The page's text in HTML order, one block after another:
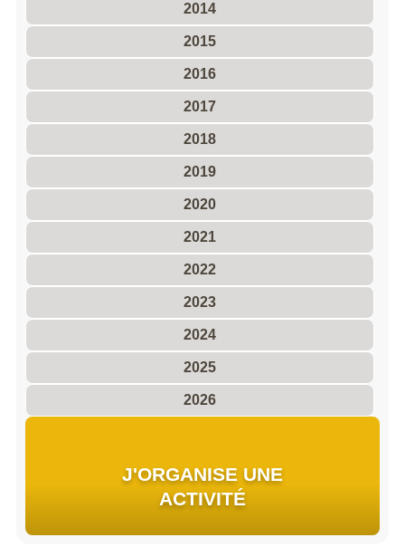
2014
2015
2016
2017
2018
2019
2020
2021
2022
2023
2024
2025
2026
J'ORGANISE UNE
ACTIVITÉ